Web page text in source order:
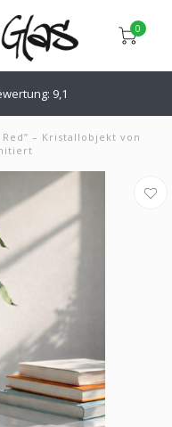
0
9,1
Red” – Kristallobjekt von